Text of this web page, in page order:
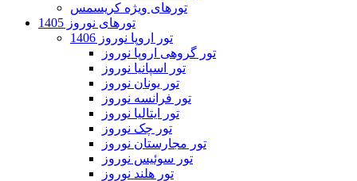
تورهای ویژه کریسمس
تورهای نوروز 1405
تور اروپا نوروز 1406
تور گروهی اروپا نوروز
تور اسپانیا نوروز
تور یونان نوروز
تور فرانسه نوروز
تور ایتالیا نوروز
تور چک نوروز
تور مجارستان نوروز
تور سوئیس نوروز
تور هلند نوروز